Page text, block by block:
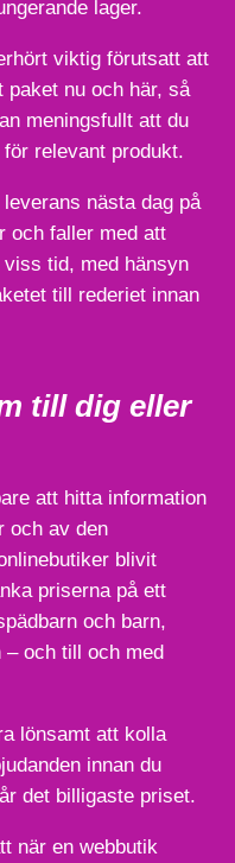
lager.
viktig förutsatt att
paket nu och här, så
meningsfullt att du
relevant produkt.
nästa dag på
och faller med att
tid, med hänsyn
till rederiet innan
till dig eller
att hitta information
och av den
blivit
priserna på ett
och barn,
och till och med
lönsamt att kolla
innan du
det billigaste priset.
när en webbutik